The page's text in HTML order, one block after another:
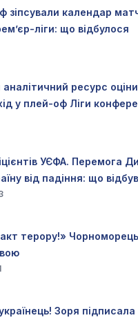
зіпсували календар
ліги: що відбулося
ресурс
у плей-оф Ліги
УЄФА. Перемога
від падіння: що
терору!» Чорноморець
Зоря підписала